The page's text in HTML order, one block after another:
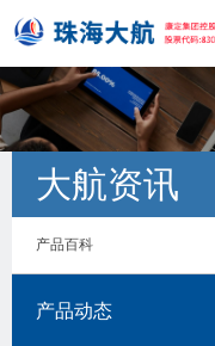
大航资讯
产品百科
产品动态